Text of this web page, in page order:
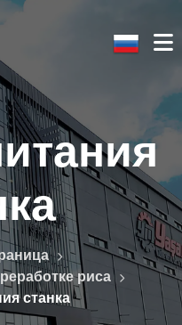
риса
станка